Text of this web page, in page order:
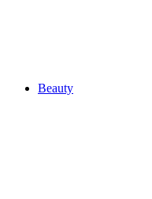
Beauty